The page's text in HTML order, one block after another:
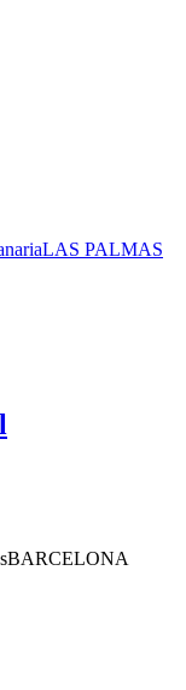
LAS PALMAS
BARCELONA